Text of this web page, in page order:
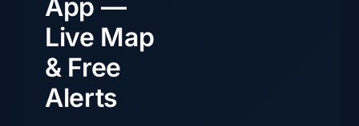
App —
Live Map
& Free
Alerts